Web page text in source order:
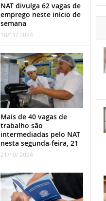
NAT divulga 62 vagas de
emprego neste início de
semana
18/11/ 2024
Mais de 40 vagas de
trabalho são
intermediadas pelo NAT
nesta segunda-feira, 21
21/10/ 2024